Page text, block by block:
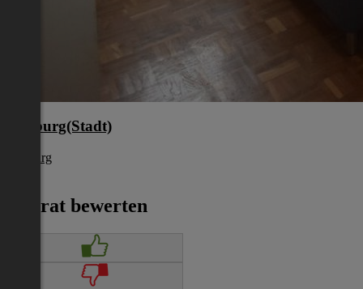
Salzburg(Stadt)
Salzburg
Inserat bewerten